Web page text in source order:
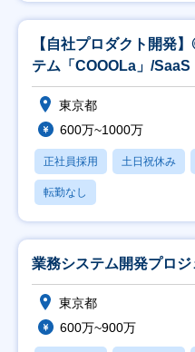
【自社プロダクト開発
テム「COOOLa」/SaaS
東京都
600万~1000万
正社員採用 土日祝休み
転勤なし
業務システム開発プロ
東京都
600万~900万